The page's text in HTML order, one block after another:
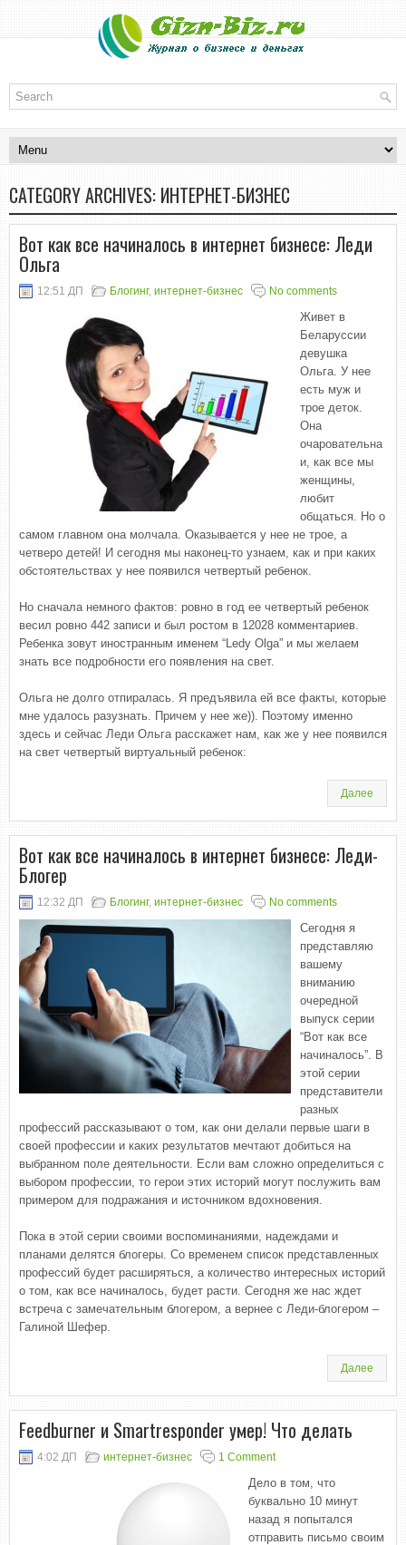
CATEGORY ARCHIVES: ИНТЕРНЕТ-БИЗНЕС
Вот как все начиналось в интернет бизнесе: Леди
Ольга
12:51 ДП Блогинг, интернет-бизнес No comments
Живет в
Беларуссии
девушка
Ольга. У нее
есть муж и
трое деток.
Она
очаровательна
и, как все мы
женщины,
любит
общаться. Но о
самом главном она молчала. Оказывается у нее не трое, а
четверо детей! И сегодня мы наконец-то узнаем, как и при каких
обстоятельствах у нее появился четвертый ребенок.
Но сначала немного фактов: ровно в год ее четвертый ребенок
весил ровно 442 записи и был ростом в 12028 комментариев.
Ребенка зовут иностранным именем “Ledy Olga” и мы желаем
знать все подробности его появления на свет.
Ольга не долго отпиралась. Я предъявила ей все факты, которые
мне удалось разузнать. Причем у нее же)). Поэтому именно
здесь и сейчас Леди Ольга расскажет нам, как же у нее появился
на свет четвертый виртуальный ребенок:
Далее
Вот как все начиналось в интернет бизнесе: Леди-
Блогер
12:32 ДП Блогинг, интернет-бизнес No comments
Сегодня я
представляю
вашему
вниманию
очередной
выпуск серии
“Вот как все
начиналось”. В
этой серии
представители
разных
профессий рассказывают о том, как они делали первые шаги в
своей профессии и каких результатов мечтают добиться на
выбранном поле деятельности. Если вам сложно определиться с
выбором профессии, то герои этих историй могут послужить вам
примером для подражания и источником вдохновения.
Пока в этой серии своими воспоминаниями, надеждами и
планами делятся блогеры. Со временем список представленных
профессий будет расширяться, а количество интересных историй
о том, как все начиналось, будет расти. Сегодня же нас ждет
встреча с замечательным блогером, а вернее с Леди-блогером –
Галиной Шефер.
Далее
Feedburner и Smartresponder умер! Что делать
4:02 ДП интернет-бизнес 1 Comment
Дело в том, что
буквально 10 минут
назад я попытался
отправить письмо своим